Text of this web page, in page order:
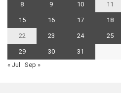
8 9 10 11
15 16 17 18
22 23 24 25
29 30
31
« Jul
Sep »